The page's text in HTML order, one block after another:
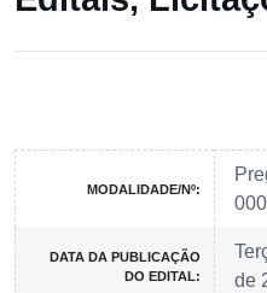
MODALIDADE/Nº:
DATA DA PUBLICAÇÃO
DO EDITAL:
de